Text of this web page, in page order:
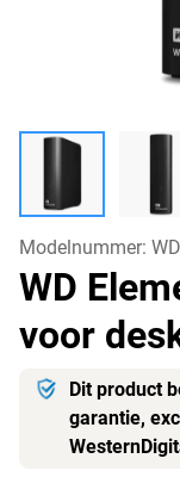
Modelnummer:
WD
voor
Dit product
garantie,